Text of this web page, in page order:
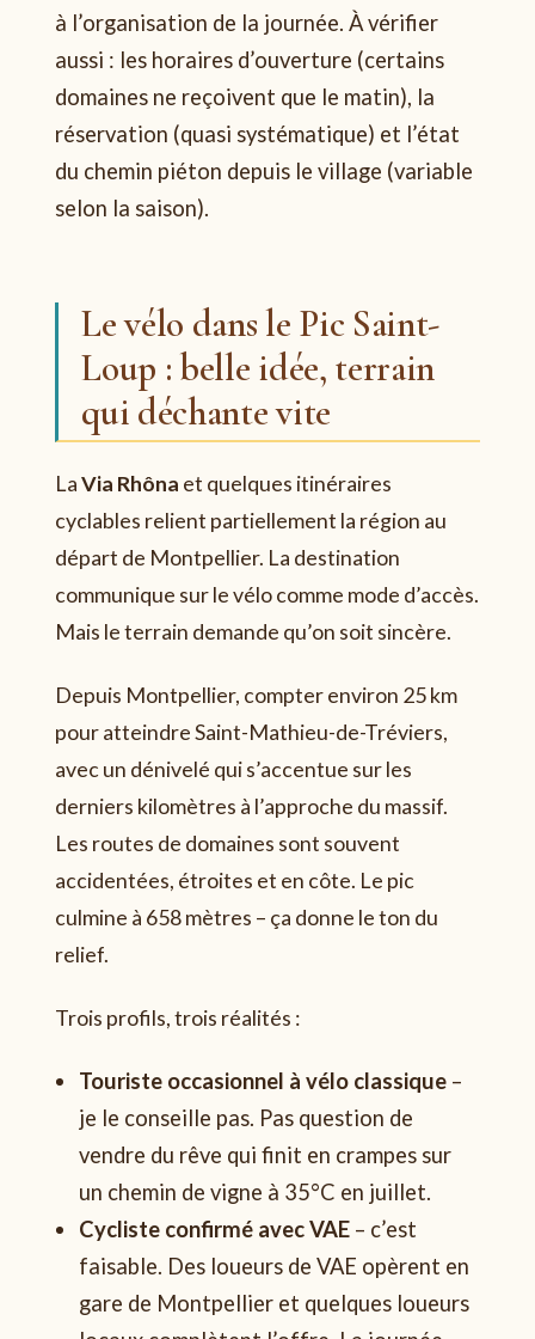
à l’organisation de la journée. À vérifier
aussi : les horaires d’ouverture (certains
domaines ne reçoivent que le matin), la
réservation (quasi systématique) et l’état
du chemin piéton depuis le village (variable
selon la saison).
Le vélo dans le Pic Saint-
Loup : belle idée, terrain
qui déchante vite
LaVia Rhôna et quelques itinéraires
cyclables relient partiellement la région au
départ de Montpellier. La destination
communique sur le vélo comme mode d’accès.
Mais le terrain demande qu’on soit sincère.
Depuis Montpellier, compter environ 25 km
pour atteindre Saint-Mathieu-de-Tréviers,
avec un dénivelé qui s’accentue sur les
derniers kilomètres à l’approche du massif.
Les routes de domaines sont souvent
accidentées, étroites et en côte. Le pic
culmine à 658 mètres – ça donne le ton du
relief.
Trois profils, trois réalités :
Touriste occasionnel à vélo classique –
je le conseille pas. Pas question de
vendre du rêve qui finit en crampes sur
un chemin de vigne à 35°C en juillet.
Cycliste confirmé avec VAE – c’est
faisable. Des loueurs de VAE opèrent en
gare de Montpellier et quelques loueurs